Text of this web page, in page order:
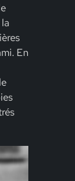
En